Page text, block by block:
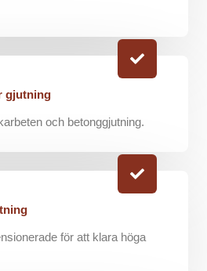
gjutning
och betonggjutning.
för att klara höga